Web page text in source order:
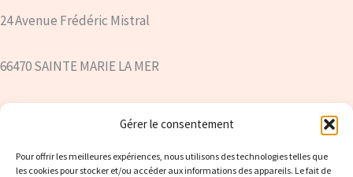
Gérer le consentement
Pour offrir les meilleures expériences, nous utilisons des technologies telles que
les cookies pour stocker et/ou accéder aux informations des appareils. Le fait de
24 Avenue Frédéric Mistral
66470 SAINTE MARIE LA MER
savonnerielacastellane@yahoo.com
Siret : 894 203 421 00017